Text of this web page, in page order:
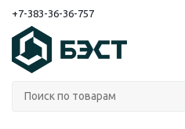
+7-383-36-36-757